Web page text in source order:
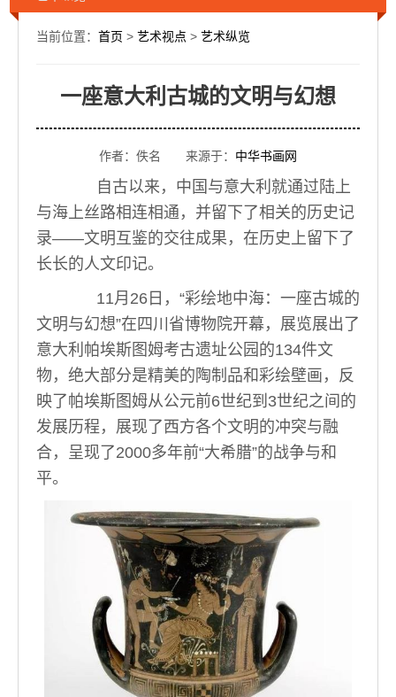
当前位置： 首页 > 艺术视点 > 艺术纵览
一座意大利古城的文明与幻想
作者：佚名 来源于： 中华书画网
自古以来，中国与意大利就通过陆上
与海上丝路相连相通，并留下了相关的历史记
录——文明互鉴的交往成果，在历史上留下了
长长的人文印记。
11月26日，“彩绘地中海：一座古城的
文明与幻想”在四川省博物院开幕，展览展出了
意大利帕埃斯图姆考古遗址公园的134件文
物，绝大部分是精美的陶制品和彩绘壁画，反
映了帕埃斯图姆从公元前6世纪到3世纪之间的
发展历程，展现了西方各个文明的冲突与融
合，呈现了2000多年前“大希腊”的战争与和
平。